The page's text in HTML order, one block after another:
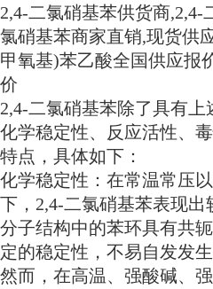
2,4-二氯硝基苯供货商,2,4-
氯硝基苯商家直销,现货供
甲氧基)苯乙酸全国供应报
价
2,4-二氯硝基苯除了具有
化学稳定性、反应活性、
特点，具体如下：
化学稳定性：在常温常压
下，2,4-二氯硝基苯表现
分子结构中的苯环具有共
定的稳定性，不易自发发
然而，在高温、强酸碱、